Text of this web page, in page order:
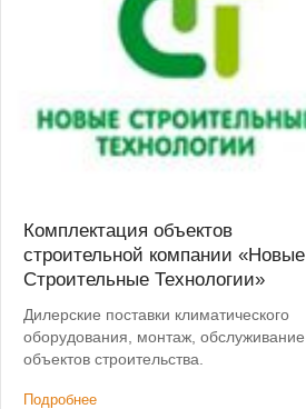
Комплектация объектов
строительной компании «Новые
Строительные Технологии»
Дилерские поставки климатического
оборудования, монтаж, обслуживание
объектов строительства.
Подробнее